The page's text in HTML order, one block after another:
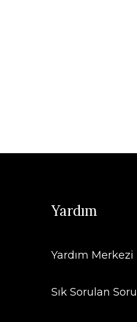
Yardım
Yardım Merkezi
Sık Sorulan